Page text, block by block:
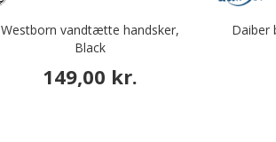
Westborn vandtætte handsker,
Black
149,00 kr.
Daiber